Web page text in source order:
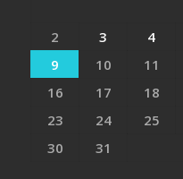
2
3 4
9
10 11
16
17 18
23
24 25
30
31